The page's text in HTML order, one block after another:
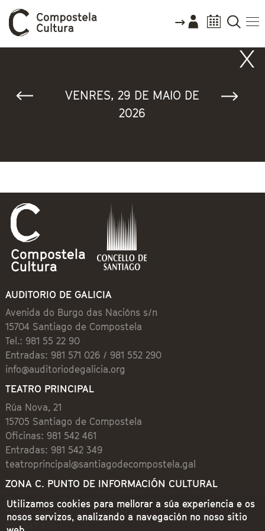
VENRES, 29 DE MAIO DE
2026
AUDITORIO DE GALICIA
Avenida do Burgo das Nacións s/n
15704 Santiago de Compostela
Tel.: 981 55 22 90
Entradas: 981 571 026 / 981 552 290
info@auditoriodegalicia.org
TEATRO PRINCIPAL
Rúa Nova, 21
15705 Santiago de Compostela
Oficinas: 981 542 461
Entradas: 981 542 349
teatroprincipal@santiagodecompostela.gal
ZONA C. PUNTO DE INFORMACIÓN CULTURAL
Preguntoiro, 1 (Praza de Cervantes)
15704 Santiago de Compostela
981 542 462
Utilizamos cookies para mellorar a súa experiencia e os
nosos servizos, analizando a navegación no noso sitio